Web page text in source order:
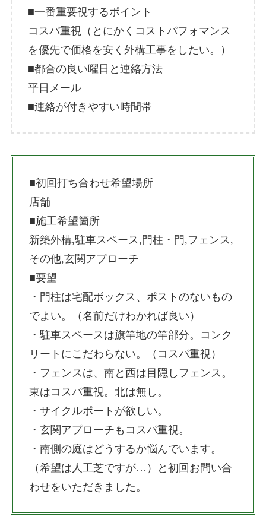
■一番重要視するポイント
コスパ重視（とにかくコストパフォマンス
を優先で価格を安く外構工事をしたい。）
■都合の良い曜日と連絡方法
平日メール
■連絡が付きやすい時間帯
■初回打ち合わせ希望場所
店舗
■施工希望箇所
新築外構,駐車スペース,門柱・門,フェンス,
その他,玄関アプローチ
■要望
・門柱は宅配ボックス、ポストのないもの
でよい。（名前だけわかれば良い）
・駐車スペースは旗竿地の竿部分。コンク
リートにこだわらない。（コスパ重視）
・フェンスは、南と西は目隠しフェンス。
東はコスパ重視。北は無し。
・サイクルポートが欲しい。
・玄関アプローチもコスパ重視。
・南側の庭はどうするか悩んでいます。
（希望は人工芝ですが…）と初回お問い合
わせをいただきました。